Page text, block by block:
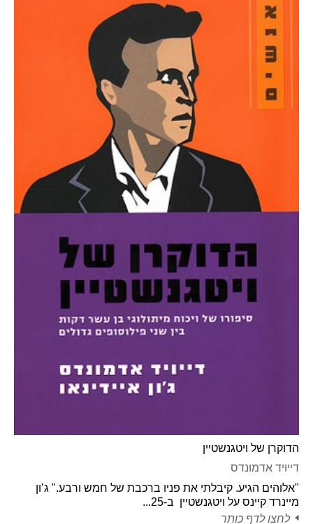
הדוקרן של ויטגנשטיין
דייויד אדמונדס
"אלוהים הגיע. קיבלתי את פניו ברכבת של חמש ורבע." ג’ון
מיינרד קיינס על ויטגנשטיין ב-25...
לחצו לדף כותר